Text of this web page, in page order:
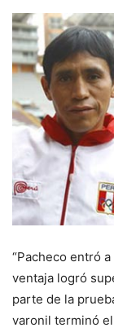
“Pacheco entró
ventaja logró
parte de la
varonil terminó